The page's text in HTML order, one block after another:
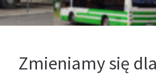
Oferta
Zmieniamy się